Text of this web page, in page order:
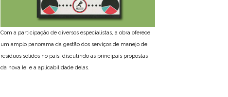
Com a participação de diversos especialistas, a obra oferece
um amplo panorama da gestão dos serviços de manejo de
resíduos sólidos no país, discutindo as principais propostas
da nova lei e a aplicabilidade delas.